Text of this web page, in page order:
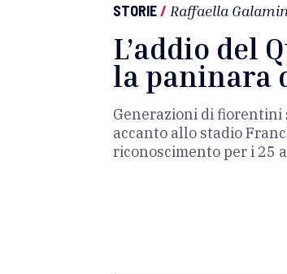
STORIE/ Raffaella
L’addio del
la paninara
Generazioni di fiorentini
accanto allo stadio
riconoscimento per i 25